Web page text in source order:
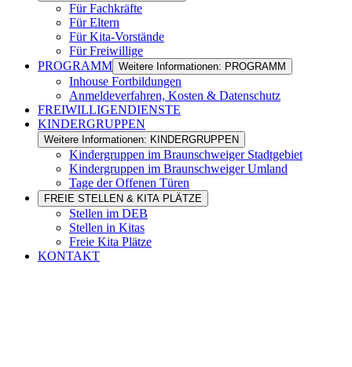
Für Fachkräfte
Für Eltern
Für Kita-Vorstände
Für Freiwillige
PROGRAMM Weitere Informationen: PROGRAMM
Inhouse Fortbildungen
Anmeldeverfahren, Kosten & Datenschutz
FREIWILLIGENDIENSTE
KINDERGRUPPEN
Weitere Informationen: KINDERGRUPPEN
Kindergruppen im Braunschweiger Stadtgebiet
Kindergruppen im Braunschweiger Umland
Tage der Offenen Türen
FREIE STELLEN & KITA PLÄTZE
Stellen im DEB
Stellen in Kitas
Freie Kita Plätze
KONTAKT